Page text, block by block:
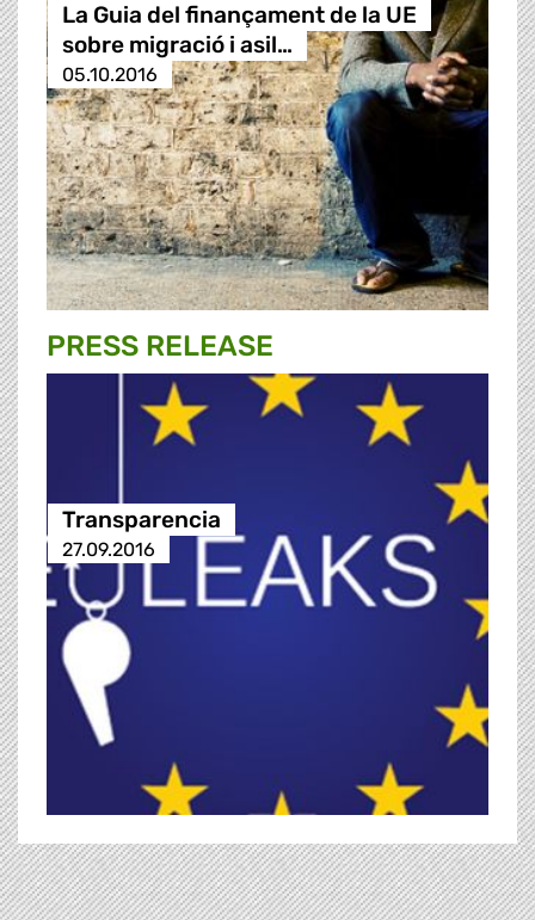
La Guia del finançament de la UE
sobre migració i asil…
05.10.2016
PRESS RELEASE
Transparencia
27.09.2016